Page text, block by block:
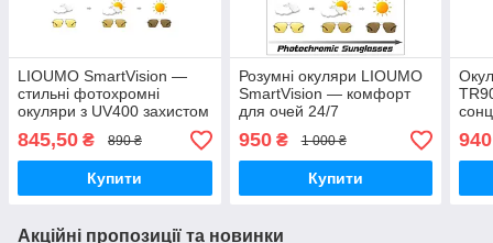
LIOUMO SmartVision —
стильні фотохромні
окуляри з UV400 захистом
845,50 ₴ 890 ₴
Купити
Розумні окуляри LIOUMO
SmartVision — комфорт
для очей 24/7
950₴ 1 000 ₴
Купити
Акційні пропозиції та новинки